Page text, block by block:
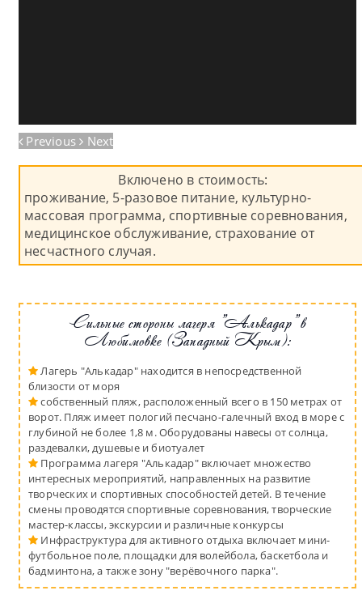
Previous Next
Включено в стоимость:
проживание, 5-разовое питание, культурно-
массовая программа, спортивные соревнования,
медицинское обслуживание, страхование от
несчастного случая.
Сильные стороны лагеря "Алькадар" в
Любимовке (Западный Крым):
Лагерь "Алькадар" находится в непосредственной
близости от моря
собственный пляж, расположенный всего в 150 метрах от
ворот. Пляж имеет пологий песчано-галечный вход в море с
глубиной не более 1,8 м. Оборудованы навесы от солнца,
раздевалки, душевые и биотуалет
Программа лагеря "Алькадар" включает множество
интересных мероприятий, направленных на развитие
творческих и спортивных способностей детей. В течение
смены проводятся спортивные соревнования, творческие
мастер-классы, экскурсии и различные конкурсы
Инфраструктура для активного отдыха включает мини-
футбольное поле, площадки для волейбола, баскетбола и
бадминтона, а также зону "верёвочного парка".